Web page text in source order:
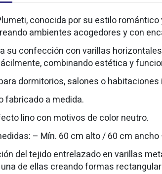
conocida por su estilo
ambientes acogedores y con
su confección con varillas
combinando estética y
dormitorios, salones o
fabricado a medida.
lino con motivos de color neutro.
– Mín. 60 cm alto / 60 cm
del tejido entrelazado en varillas
de ellas creando formas